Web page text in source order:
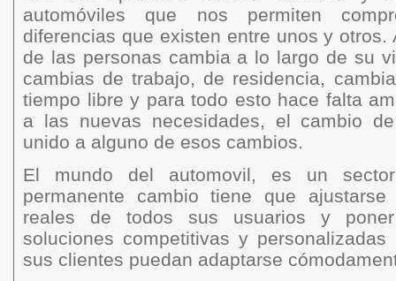
automóviles que nos permiten
diferencias que existen entre unos y otros.
de las personas cambia a lo largo de su
cambias de trabajo, de residencia,
tiempo libre y para todo esto hace falta
a las nuevas necesidades, el cambio
unido a alguno de esos cambios.
El mundo del automovil, es un
permanente cambio tiene que
reales de todos sus usuarios y
soluciones competitivas y
sus clientes puedan adaptarse